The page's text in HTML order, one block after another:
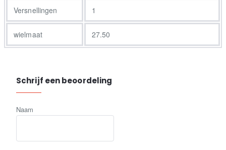
Versnellingen 1
wielmaat 27.50
Schrijf een beoordeling
Naam